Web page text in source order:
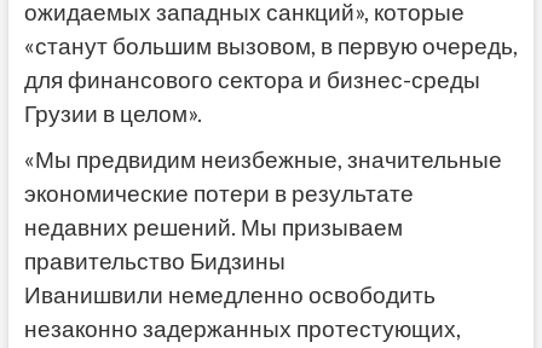
ожидаемых западных санкций», которые
«станут большим вызовом, в первую очередь,
для финансового сектора и бизнес-среды
Грузии в целом».
«Мы предвидим неизбежные, значительные
экономические потери в результате
недавних решений. Мы призываем
правительство Бидзины
Иванишвили немедленно освободить
незаконно задержанных протестующих,